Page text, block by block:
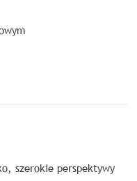
szerokie perspektywy